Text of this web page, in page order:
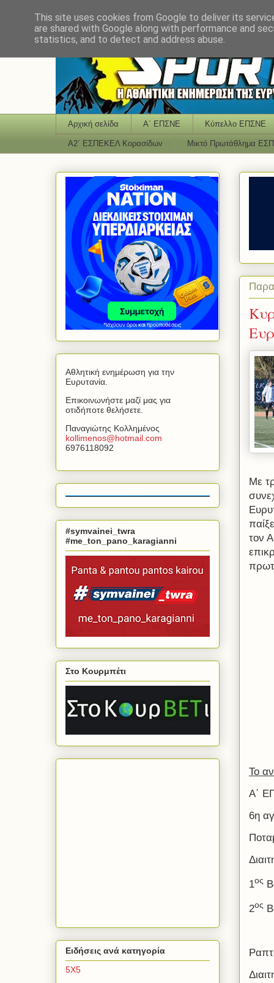
Αρχική σελίδα Α΄ ΕΠΣΝΕ Κύπελλο ΕΠΣΝΕ
Α2΄ ΕΣΠΕΚΕΛ Κορασίδων Μικτό Πρωτάθλημα
Με
τον
Το
Α΄
6η
1ος
2ος
Αθλητική ενημέρωση για την
Ευρυτανία.
Επικοινωνήστε μαζί μας για
οτιδήποτε θελήσετε.
Παναγιώτης Κολλημένος
kollimenos@hotmail com
6976118092
#symvainei_twra
#me_ton_pano_karagianni
Στο Κουρμπέτι
Ειδήσεις ανά κατηγορία
5Χ5
This site uses cookies from Google to deliver its
are shared with Google along with performance and
statistics, and to detect and address abuse.